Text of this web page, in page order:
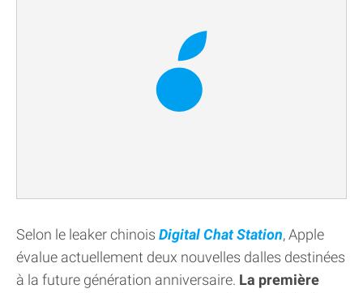
Selon le leaker chinois Digital Chat Station, Apple
évalue actuellement deux nouvelles dalles destinées
à la future génération anniversaire. La première